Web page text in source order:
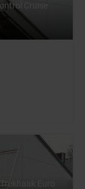
Cruise
Euro